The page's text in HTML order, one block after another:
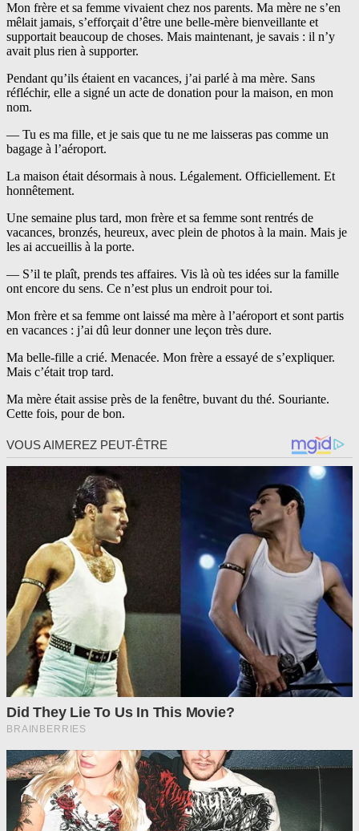
Mon frère et sa femme vivaient chez nos parents. Ma mère ne s’en
mêlait jamais, s’efforçait d’être une belle-mère bienveillante et
supportait beaucoup de choses. Mais maintenant, je savais : il n’y
avait plus rien à supporter.
Pendant qu’ils étaient en vacances, j’ai parlé à ma mère. Sans
réfléchir, elle a signé un acte de donation pour la maison, en mon
nom.
— Tu es ma fille, et je sais que tu ne me laisseras pas comme un
bagage à l’aéroport.
La maison était désormais à nous. Légalement. Officiellement. Et
honnêtement.
Une semaine plus tard, mon frère et sa femme sont rentrés de
vacances, bronzés, heureux, avec plein de photos à la main. Mais je
les ai accueillis à la porte.
— S’il te plaît, prends tes affaires. Vis là où tes idées sur la famille
ont encore du sens. Ce n’est plus un endroit pour toi.
Mon frère et sa femme ont laissé ma mère à l’aéroport et sont partis
en vacances : j’ai dû leur donner une leçon très dure.
Ma belle-fille a crié. Menacée. Mon frère a essayé de s’expliquer.
Mais c’était trop tard.
Ma mère était assise près de la fenêtre, buvant du thé. Souriante.
Cette fois, pour de bon.